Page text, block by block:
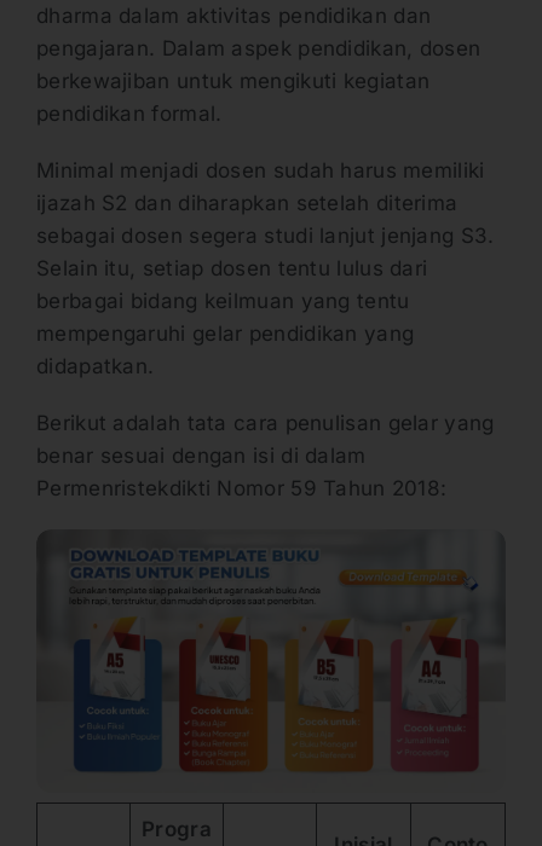
dharma dalam aktivitas pendidikan dan
pengajaran. Dalam aspek pendidikan, dosen
berkewajiban untuk mengikuti kegiatan
pendidikan formal.
Minimal menjadi dosen sudah harus memiliki
ijazah S2 dan diharapkan setelah diterima
sebagai dosen segera studi lanjut jenjang S3.
Selain itu, setiap dosen tentu lulus dari
berbagai bidang keilmuan yang tentu
mempengaruhi gelar pendidikan yang
didapatkan.
Berikut adalah tata cara penulisan gelar yang
benar sesuai dengan isi di dalam
Permenristekdikti Nomor 59 Tahun 2018:
Progra